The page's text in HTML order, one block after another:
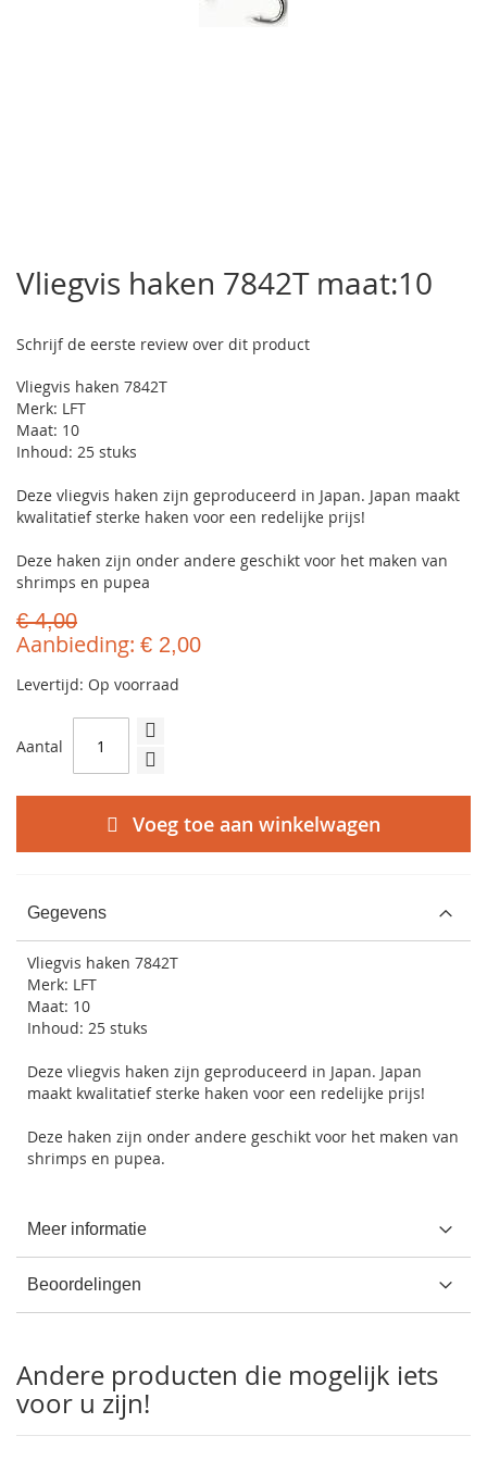
het
begin
de
gallerij
Vliegvis haken 7842T maat:10
Schrijf de eerste review over dit product
Vliegvis haken 7842T
Merk: LFT
Maat: 10
Inhoud: 25 stuks
Deze vliegvis haken zijn geproduceerd in Japan. Japan maakt
kwalitatief sterke haken voor een redelijke prijs!
Deze haken zijn onder andere geschikt voor het maken van
shrimps en pupea
€ 4,00
Aanbieding € 2,00
Levertijd: Op voorraad
Aantal
Voeg toe aan winkelwagen
Gegevens
Vliegvis haken 7842T
Merk: LFT
Maat: 10
Inhoud: 25 stuks
Deze vliegvis haken zijn geproduceerd in Japan. Japan
maakt kwalitatief sterke haken voor een redelijke prijs!
Deze haken zijn onder andere geschikt voor het maken van
shrimps en pupea.
Meer informatie
Beoordelingen
Andere producten die mogelijk iets
voor u zijn!